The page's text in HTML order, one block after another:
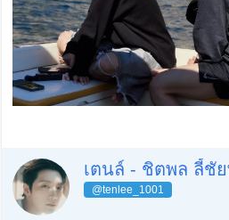
เตนล์ - ชิตพล ลี้ชั
@tenlee_1001